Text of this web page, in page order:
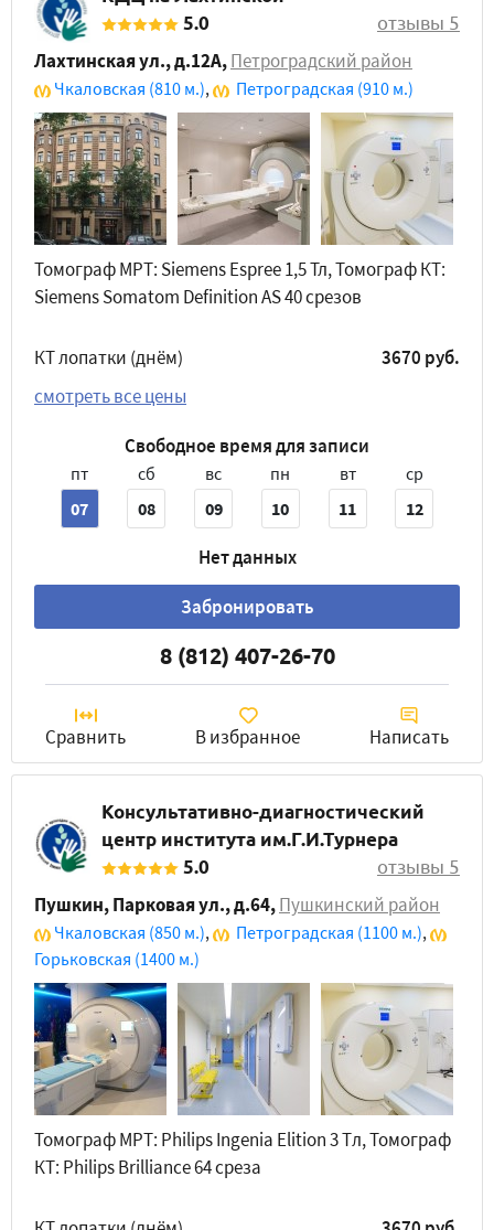
5.0
отзывы 5
Лахтинская ул., д.12А,Петроградский район
Чкаловская (810 м.), Петроградская (910 м.)
Томограф МРТ: Siemens Espree 1,5 Тл, Томограф КТ:
Siemens Somatom Definition AS 40 срезов
КТ лопатки (днём)
3670 руб.
смотреть все цены
Свободное время для записи
пт
07
сб
08
вс
09
пн
10
вт
11
ср
12
Нет данных
Забронировать
8 (812) 407-26-70
Сравнить В избранное Написать
Консультативно-диагностический
центр института им.Г.И.Турнера
5.0
отзывы 5
Пушкин, Парковая ул., д.64,Пушкинский район
Чкаловская (850 м.), Петроградская (1100 м.),
Горьковская (1400 м.)
Томограф МРТ: Philips Ingenia Elition 3 Tл, Томограф
КТ: Philips Brilliance 64 среза